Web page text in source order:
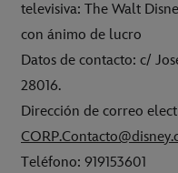
televisiva: The Walt
con ánimo de lucro
Datos de contacto: c/
28016.
Dirección de correo
Teléfono: 919153601